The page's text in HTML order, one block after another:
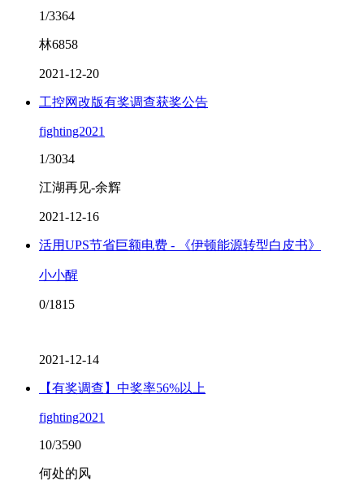
1/3364
林6858
2021-12-20
工控网改版有奖调查获奖公告
fighting2021
1/3034
江湖再见-余辉
2021-12-16
活用UPS节省巨额电费 - 《伊顿能源转型白皮书》
小小醒
0/1815
2021-12-14
【有奖调查】中奖率56%以上
fighting2021
10/3590
何处的风